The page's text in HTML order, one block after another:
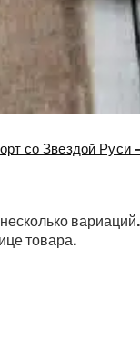
со Звездой Руси
товара.